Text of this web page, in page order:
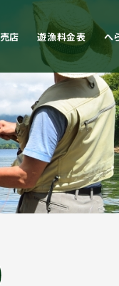
店 遊漁料金表 へ